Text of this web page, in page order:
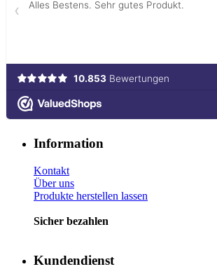
Information
Kontakt
Über uns
Produkte herstellen lassen
Sicher bezahlen
Kundendienst